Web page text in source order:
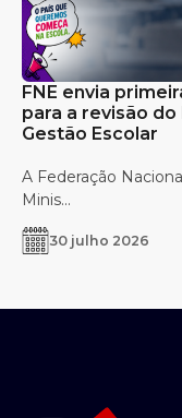
FNE envia
para a revisão
Gestão Escolar
A Federação
Minis...
30 julho 2026